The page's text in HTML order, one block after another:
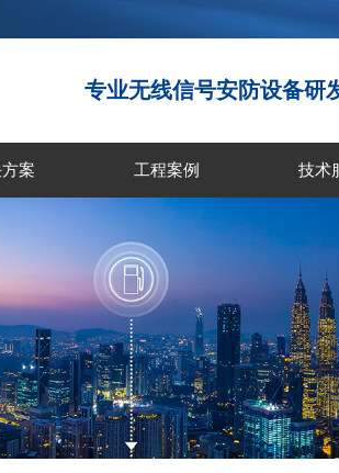
专业无线信号安防设备研
案 工程案例 技术